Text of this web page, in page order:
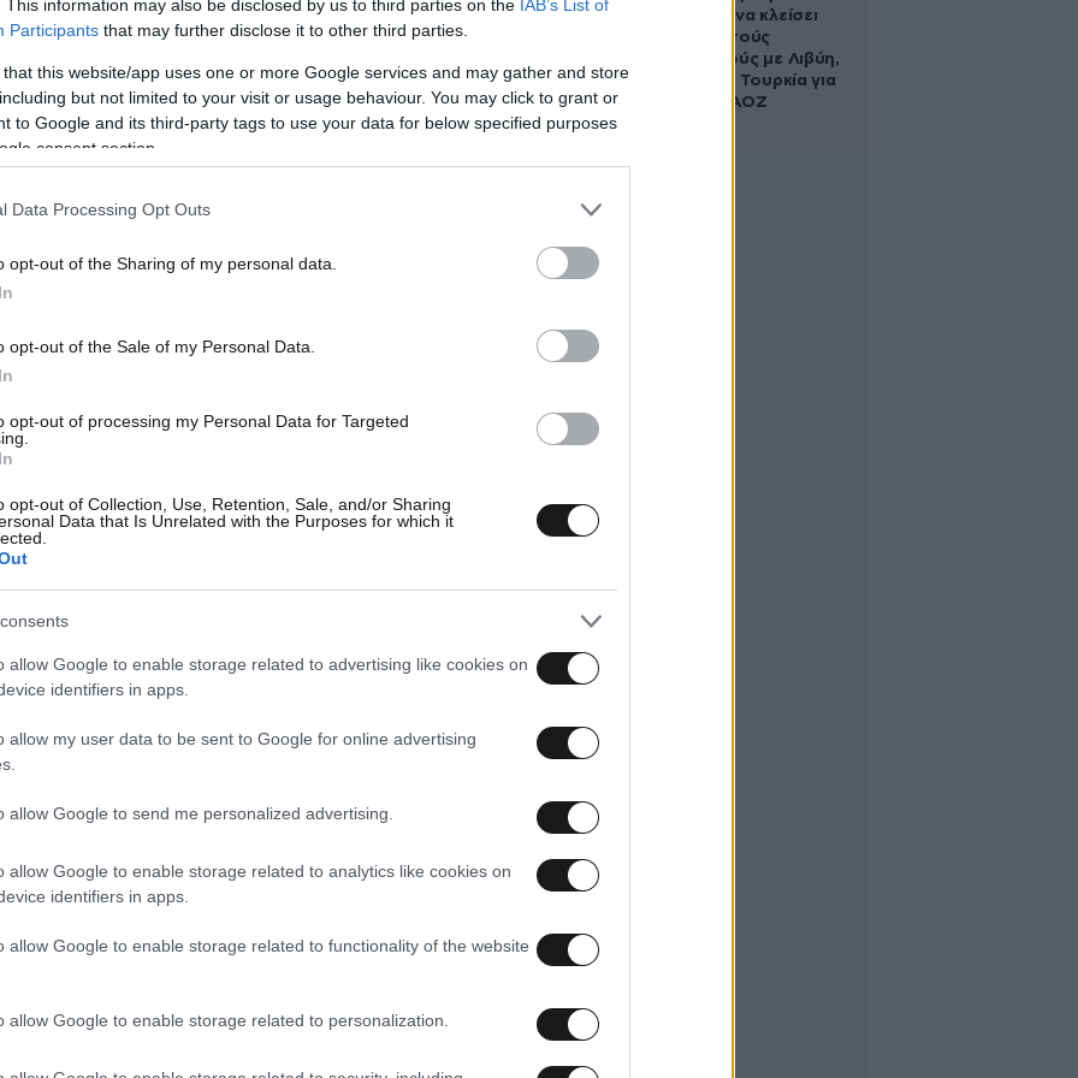
This information may also be disclosed by us to third parties on the IAB’s List of
Participants that may further disclose it to other third parties.
that this website/app uses one or more Google services and may gather and store
but not limited to your visit or usage behaviour. You may click to grant or
to Google and its third-party tags to use your data for below specified purposes
consent section.
Data Processing Opt Outs
opt-out of the Sharing of my personal data.
opt-out of the Sale of my Personal Data.
opt-out of processing my Personal Data for Targeted
opt-out of Collection, Use, Retention, Sale, and/or Sharing
Data that Is Unrelated with the Purposes for which it
allow Google to enable storage related to advertising like cookies on
identifiers in apps.
allow my user data to be sent to Google for online advertising
allow Google to send me personalized advertising.
allow Google to enable storage related to analytics like cookies on
identifiers in apps.
allow Google to enable storage related to functionality of the website
allow Google to enable storage related to personalization.
πιστεύεται ότι είναι νεκρό.Η
ως τον 38χρονο Φιλιππινέζο υπήκοο
κυβέρνηση να κλείσει
τους ανοιχτούς
λογαριασμούς με Λιβύη,
Αλβανία και Τουρκία για
τη χάραξη ΑΟΖ